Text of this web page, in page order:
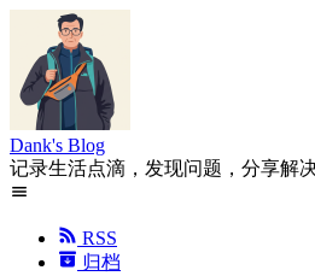
Dank's Blog
记录生活点滴，发现问题，分享解
RSS
归档